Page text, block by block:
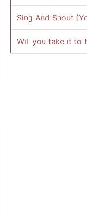
Sing And Shout
Will you take it to